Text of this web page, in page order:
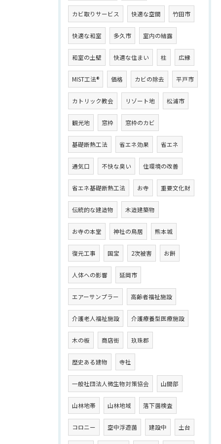
カビ取りサービス 快適な空間 竹田市
快適な和室 多久市 室内の結露
和室の土壁 快適な住まい 柱 広縁
MIST工法® 価格 カビの除去 平戸市
カトリック教会 リゾート地 松浦市
観光地 窓枠 窓枠のカビ
基礎断熱工法 省エネ効果 省エネ
通気口 不快な臭い 住環境の改善
省エネ基礎断熱工法 お寺 重要文化財
伝統的な建造物 木造建築物
お寺の本堂 神社の鳥居 熊本城
復元工事 国宝 2次被害 お餅
人体への影響 延岡市
エアーサンプラー 高齢者福祉施設
介護老人福祉施設 介護療養型医療施設
木の板 商店街 玖珠郡
歴史ある建物 寺社
一般社団法人微生物対策協会 山間部
山林地帯 山林地域 落下菌検査
コロニー 空中浮遊菌 建設中 土台